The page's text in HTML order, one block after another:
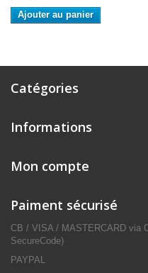
Ajouter au panier
Catégories
Informations
Mon compte
Paiment sécurisé
CB / VISA / MASTERCARD via
SecureCode)
PAYPAL